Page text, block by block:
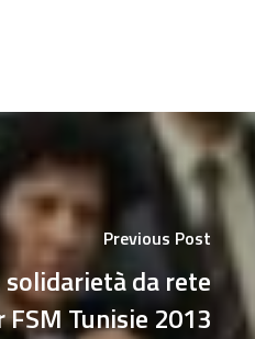
Previous Post
da rete
Tunisie 2013